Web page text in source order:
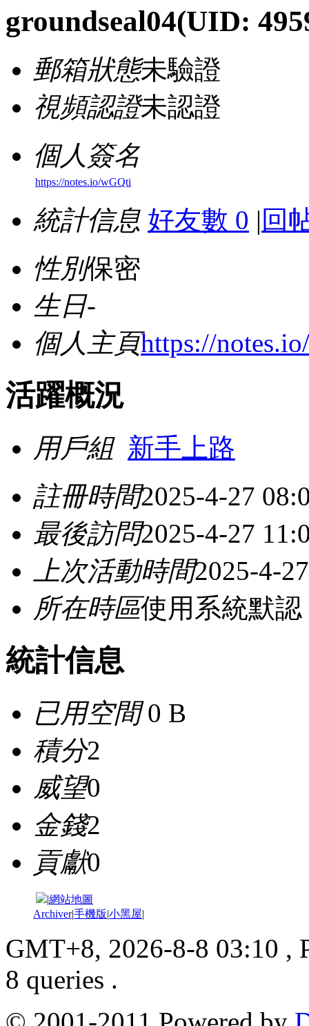
groundseal04(UID:
郵箱狀態未驗證
視頻認證未認證
個人簽名
https://notes.io/wGQti
統計信息 好友數 0 | 回
性別保密
生日-
個人主頁https://
活躍概況
用戶組 新手上路
註冊時間2025-4-27
最後訪問2025-4-27
上次活動時間2025-4-
所在時區使用系統默認
統計信息
已用空間0 B
積分2
威望0
金錢2
貢獻0
|網站地圖
Archiver|手機版|小黑屋|
GMT+8, 2026-8-8 03:10 ,
8 queries .